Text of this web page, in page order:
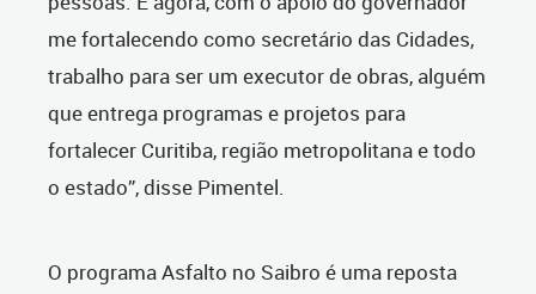
me fortalecendo como secretário das Cidades,
trabalho para ser um executor de obras, alguém
que entrega programas e projetos para
fortalecer Curitiba, região metropolitana e todo
o estado”, disse Pimentel.
O programa Asfalto no Saibro é uma reposta